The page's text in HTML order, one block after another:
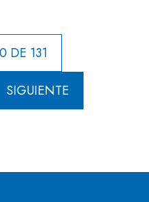
DE 131
SIGUIENTE